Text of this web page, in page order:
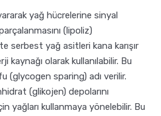
yağ hücrelerine sinyal
(lipoliz)
serbest yağ asitleri kana karışır
kaynağı olarak kullanılabilir. Bu
(glycogen sparing) adı verilir.
(glikojen) depolarını
yağları kullanmaya yönelebilir. Bu